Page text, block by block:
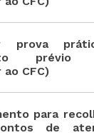
prova
CFC)
para
de